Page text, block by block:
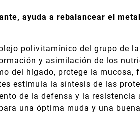
ayuda a rebalancear el
polivitamínico del grupo de
y asimilación de los
del hígado, protege la mucosa,
estimula la síntesis de las
de la defensa y la
una óptima muda y una